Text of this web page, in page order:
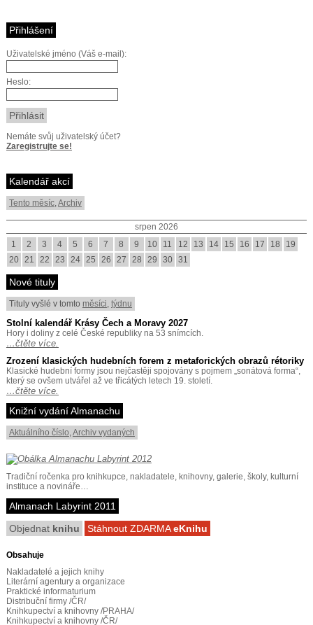
Přihlášení
Uživatelské jméno (Váš e-mail):
Heslo:
Nemáte svůj uživatelský účet?
Zaregistrujte se!
Kalendář akcí
Tento měsíc,Archiv
srpen 2026
1
2 3 4 5 6 7 8 9 10 11 12 13 14 15 16 17 18
19
20 21 22 23 24 25 26 27 28 29 30 31
Nové tituly
Tituly vyšlé v tomto měsíci, týdnu
Stolní kalendář Krásy Čech a Moravy 2027
Hory i doliny z celé České republiky na 53 snímcích.
…čtěte více.
Zrození klasických hudebních forem z metaforických obrazů rétoriky
Klasické hudební formy jsou nejčastěji spojovány s pojmem „sonátová forma“,
který se ovšem utvářel až ve třicátých letech 19. století.
…čtěte více.
Knižní vydání Almanachu
Aktuálního číslo,Archiv vydaných
Tradiční ročenka pro knihkupce, nakladatele, knihovny, galerie, školy, kulturní
instituce a novináře…
Almanach Labyrint 2011
Objednat knihu Stáhnout ZDARMAeKnihu
Obsahuje
Nakladatelé a jejich knihy
Literární agentury a organizace
Praktické informaturium
Distribuční firmy /ČR/
Knihkupectví a knihovny /PRAHA/
Knihkupectví a knihovny /ČR/